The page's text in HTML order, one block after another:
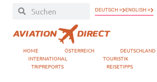
DEUTSCH » ENGLISH »
HOME ÖSTERREICH DEUTSCHLAND
INTERNATIONAL
TOURISTIK
TRIPREPORTS
REISETIPPS